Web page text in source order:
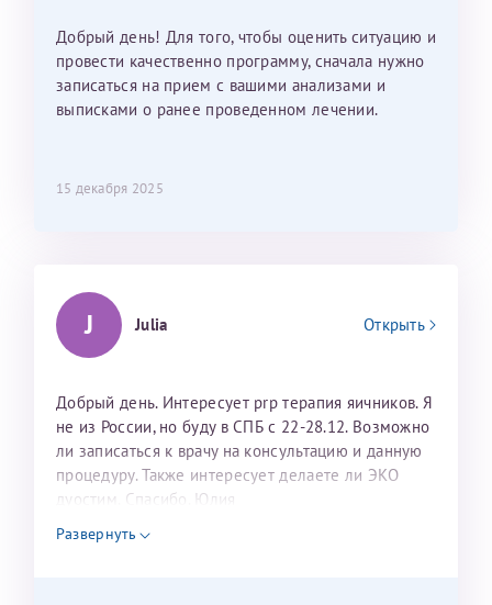
Добрый день! Для того, чтобы оценить ситуацию и
провести качественно программу, сначала нужно
записаться на прием с вашими анализами и
выписками о ранее проведенном лечении.
15 декабря 2025
J Julia Открыть
Добрый день. Интересует prp терапия яичников. Я
не из России, но буду в СПБ с 22-28.12. Возможно
ли записаться к врачу на консультацию и данную
процедуру. Также интересует делаете ли ЭКО
дуостим. Спасибо. Юлия
Развернуть